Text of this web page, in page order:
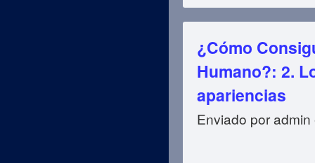
¿Cómo
Humano?: 2.
apariencias
Enviado poradmin